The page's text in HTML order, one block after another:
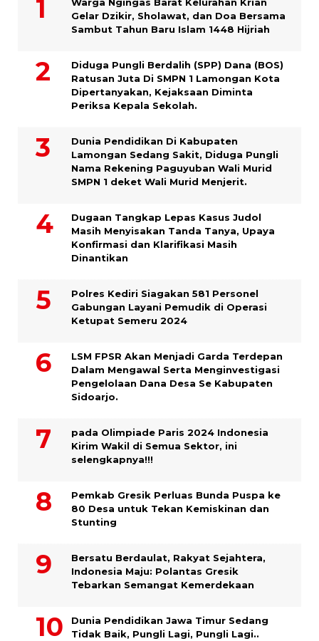
Warga Ngingas Barat Kelurahan Krian
Gelar Dzikir, Sholawat, dan Doa Bersama
Sambut Tahun Baru Islam 1448 Hijriah
Diduga Pungli Berdalih (SPP) Dana (BOS)
Ratusan Juta Di SMPN 1 Lamongan Kota
Dipertanyakan, Kejaksaan Diminta
Periksa Kepala Sekolah.
Dunia Pendidikan Di Kabupaten
Lamongan Sedang Sakit, Diduga Pungli
Nama Rekening Paguyuban Wali Murid
SMPN 1 deket Wali Murid Menjerit.
Dugaan Tangkap Lepas Kasus Judol
Masih Menyisakan Tanda Tanya, Upaya
Konfirmasi dan Klarifikasi Masih
Dinantikan
Polres Kediri Siagakan 581 Personel
Gabungan Layani Pemudik di Operasi
Ketupat Semeru 2024
LSM FPSR Akan Menjadi Garda Terdepan
Dalam Mengawal Serta Menginvestigasi
Pengelolaan Dana Desa Se Kabupaten
Sidoarjo.
pada Olimpiade Paris 2024 Indonesia
Kirim Wakil di Semua Sektor, ini
selengkapnya!!!
Pemkab Gresik Perluas Bunda Puspa ke
80 Desa untuk Tekan Kemiskinan dan
Stunting
Bersatu Berdaulat, Rakyat Sejahtera,
Indonesia Maju: Polantas Gresik
Tebarkan Semangat Kemerdekaan
Dunia Pendidikan Jawa Timur Sedang
Tidak Baik, Pungli Lagi, Pungli Lagi..